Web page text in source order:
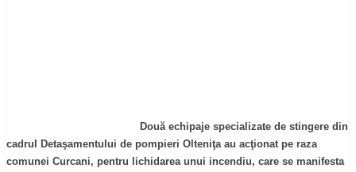
Două echipaje specializate de stingere din
cadrul Detaşamentului de pompieri Olteniţa au acţionat pe raza
comunei Curcani, pentru lichidarea unui incendiu, care se manifesta